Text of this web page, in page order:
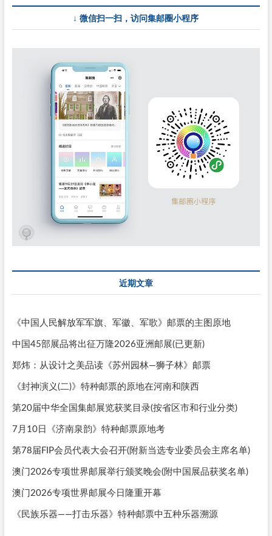
化
票
↓ 微信扫一扫，访问集邮圈小程序
近期文章
《中国人民解放军军旗、军徽、军歌》邮票的主图原地
中国45部展品将出征万隆2026亚洲邮展(已更新)
郑炜：从设计之美品读《苏州园林—狮子林》邮票
《封神演义(二)》特种邮票的原地在河南和陕西
第20届中华全国集邮展览获奖目录(按省区市和行业分类)
7月10日《济南泉韵》特种邮票原地考
第78届FIP会员代表大会召开(附新当选专业委员会主席名单)
澳门2026专项世界邮展举行颁奖晚会(附中国展品获奖名单)
澳门2026专项世界邮展今日隆重开幕
《民族乐器——打击乐器》特种邮票中五种乐器溯源